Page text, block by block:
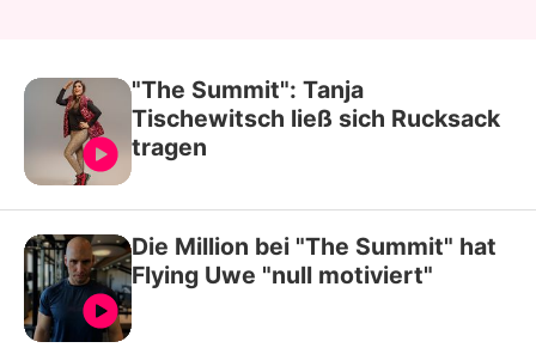
"The Summit": Tanja
Tischewitsch ließ sich Rucksack
tragen
Die Million bei "The Summit" hat
Flying Uwe "null motiviert"